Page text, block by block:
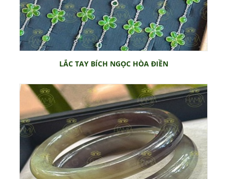
LẮC TAY BÍCH NGỌC HÒA ĐIỀN